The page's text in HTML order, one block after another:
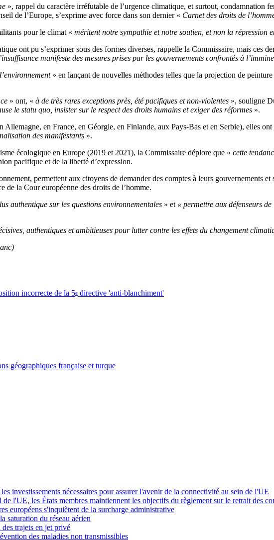
», rappel du caractère irréfutable de l’urgence climatique, et surtout, condamnation
de l’Europe, s’exprime avec force dans son dernier « Carnet des droits de
pour le climat « méritent notre sympathie et notre soutien, et non la répression
ont pu s’exprimer sous des formes diverses, rappelle la Commissaire, mais ces
manifeste des mesures prises par les gouvernements confrontés à
» en lançant de nouvelles méthodes telles que la projection de
» ont, « à de très rares exceptions près, été pacifiques et non-violentes », souligne
le statu quo, insister sur le respect des droits humains et exiger des réformes ».
Allemagne, en France, en Géorgie, en Finlande, aux Pays-Bas et en Serbie), elles ont
des manifestants ».
écologique en Europe (2019 et 2021), la Commissaire déplore que « cette
pacifique et de la liberté d’expression.
permettent aux citoyens de demander des comptes à leurs gouvernements
de la Cour européenne des droits de l’homme.
authentique sur les questions environnementales » et « permettre aux défenseurs
authentiques et ambitieuses pour lutter contre les effets du changement
incorrecte de la 5e directive 'anti-blanchiment'
géographiques française et turque
investissements nécessaires pour assurer l'avenir de la connectivité au sein de l'UE
l'UE, les États membres maintiennent les objectifs du règlement sur le retrait des
européens s'inquiètent de la surcharge administrative
saturation du réseau aérien
trajets en jet privé
des maladies non transmissibles